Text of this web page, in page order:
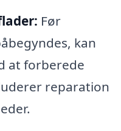
Før
kan
at forberede
reparation